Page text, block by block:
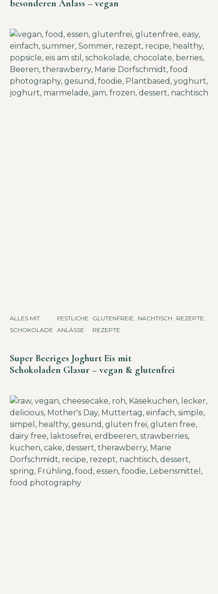
besonderen Anlass – vegan
ALLES MIT
SCHOKOLADE
FESTLICHE
ANLÄSSE
GLUTENFREIE
REZEPTE
NACHTISCH REZEPTE
Super Beeriges Joghurt Eis mit
Schokoladen Glasur – vegan & glutenfrei